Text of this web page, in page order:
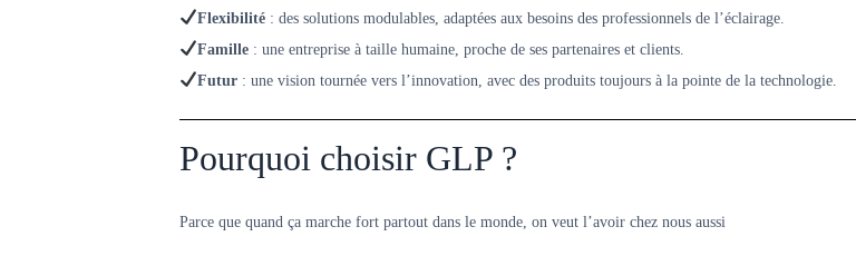
Flexibilité : des solutions modulables, adaptées aux besoins des professionnels de l’éclairage.
Famille : une entreprise à taille humaine, proche de ses partenaires et clients.
Futur : une vision tournée vers l’innovation, avec des produits toujours à la pointe de la technologie.
Pourquoi choisir GLP ?
Parce que quand ça marche fort partout dans le monde, on veut l’avoir chez nous aussi